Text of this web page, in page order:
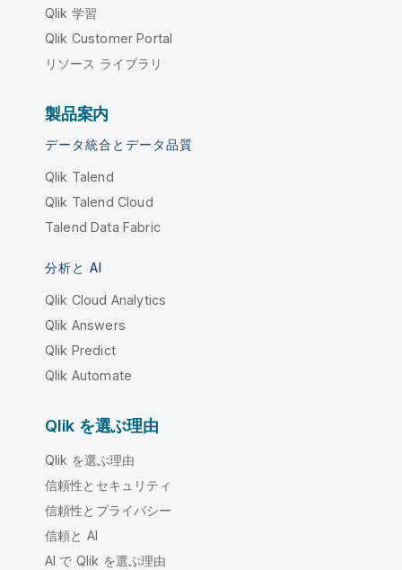
Qlik 学習
Qlik Customer Portal
リソース ライブラリ
製品案内
データ統合とデータ品質
Qlik Talend
Qlik Talend Cloud
Talend Data Fabric
分析と AI
Qlik Cloud Analytics
Qlik Answers
Qlik Predict
Qlik Automate
Qlik を選ぶ理由
Qlik を選ぶ理由
信頼性とセキュリティ
信頼性とプライバシー
信頼と AI
AI で Qlik を選ぶ理由